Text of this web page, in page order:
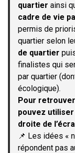
quartier ainsi
cadre de vie
permis de
quartier selon
de quartier
finalistes qui
par quartier
écologique).
Pour
pouvez
droite de
📌 Les idées «
répondent pas